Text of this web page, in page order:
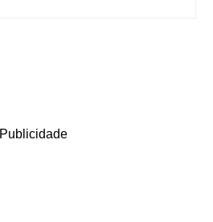
Publicidade